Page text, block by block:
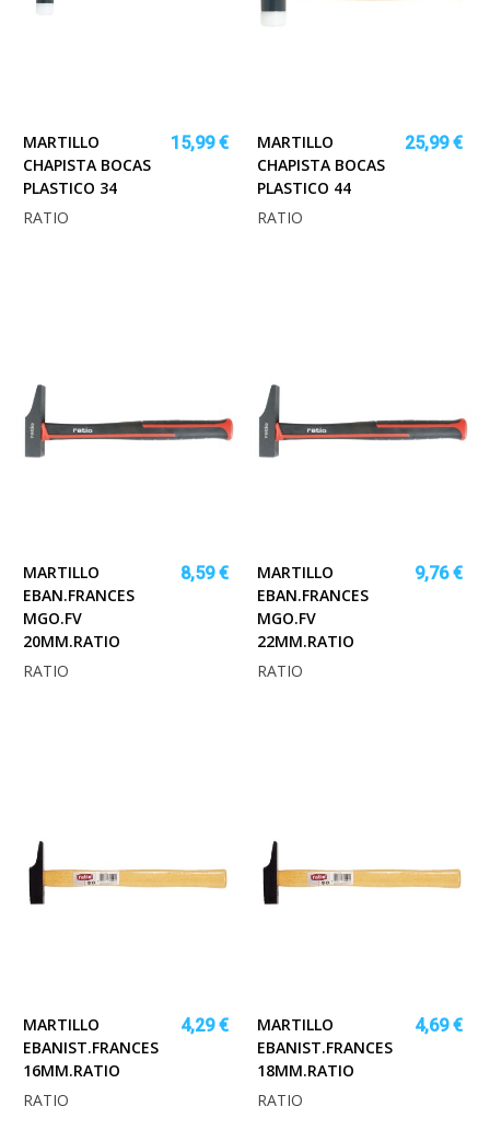
MARTILLO
CHAPISTA BOCAS
PLASTICO 34
15,99 €
RATIO
MARTILLO
CHAPISTA BOCAS
PLASTICO 44
25,99 €
RATIO
MARTILLO
EBAN.FRANCES
MGO.FV
20MM.RATIO
8,59 €
RATIO
MARTILLO
EBAN.FRANCES
MGO.FV
22MM.RATIO
9,76 €
RATIO
MARTILLO
EBANIST.FRANCES
16MM.RATIO
4,29 €
RATIO
MARTILLO
EBANIST.FRANCES
18MM.RATIO
4,69 €
RATIO